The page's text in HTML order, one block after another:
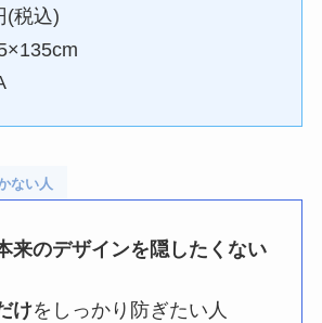
(税込)
ない人
来のデザインを隠したくない
けをしっかり防ぎたい人